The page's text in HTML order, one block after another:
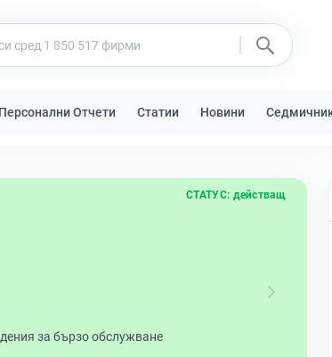
Персонални Отчети Статии Новини
СТАТУС: действащ
за бързо обслужване